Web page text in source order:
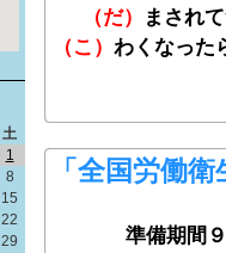
土
1
8
15
22
29
（だ）
まされ
（こ） わくなった
「全国労働
準備期間